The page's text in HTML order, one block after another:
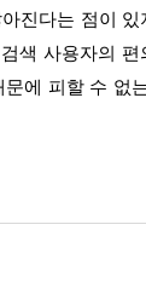
진다는 점이
색 사용자의 편
에 피할 수 없